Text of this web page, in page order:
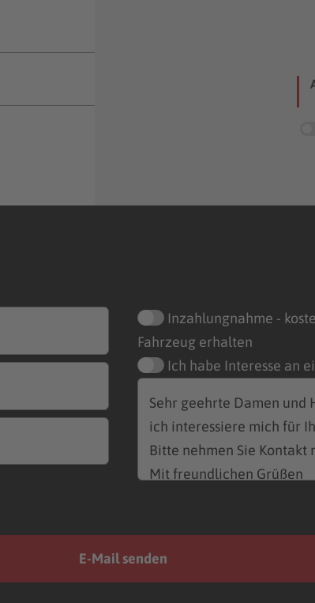
Inzahlungnahme -
Fahrzeug erhalten
Ich habe Interesse an